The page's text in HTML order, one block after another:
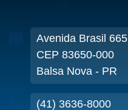
Avenida Brasil 665
CEP 83650-000
Balsa Nova - PR
(41) 3636-8000